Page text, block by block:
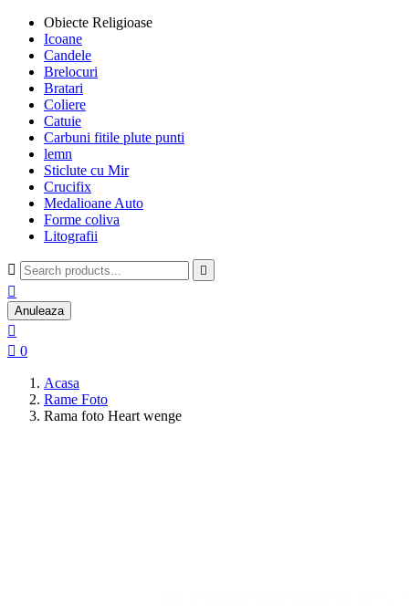
Obiecte Religioase
Icoane
Candele
Brelocuri
Bratari
Coliere
Catuie
Carbuni fitile plute punti
lemn
Sticlute cu Mir
Crucifix
Medalioane Auto
Forme coliva
Litografii
 

Anuleaza

 0
Acasa
Rame Foto
Rama foto Heart wenge